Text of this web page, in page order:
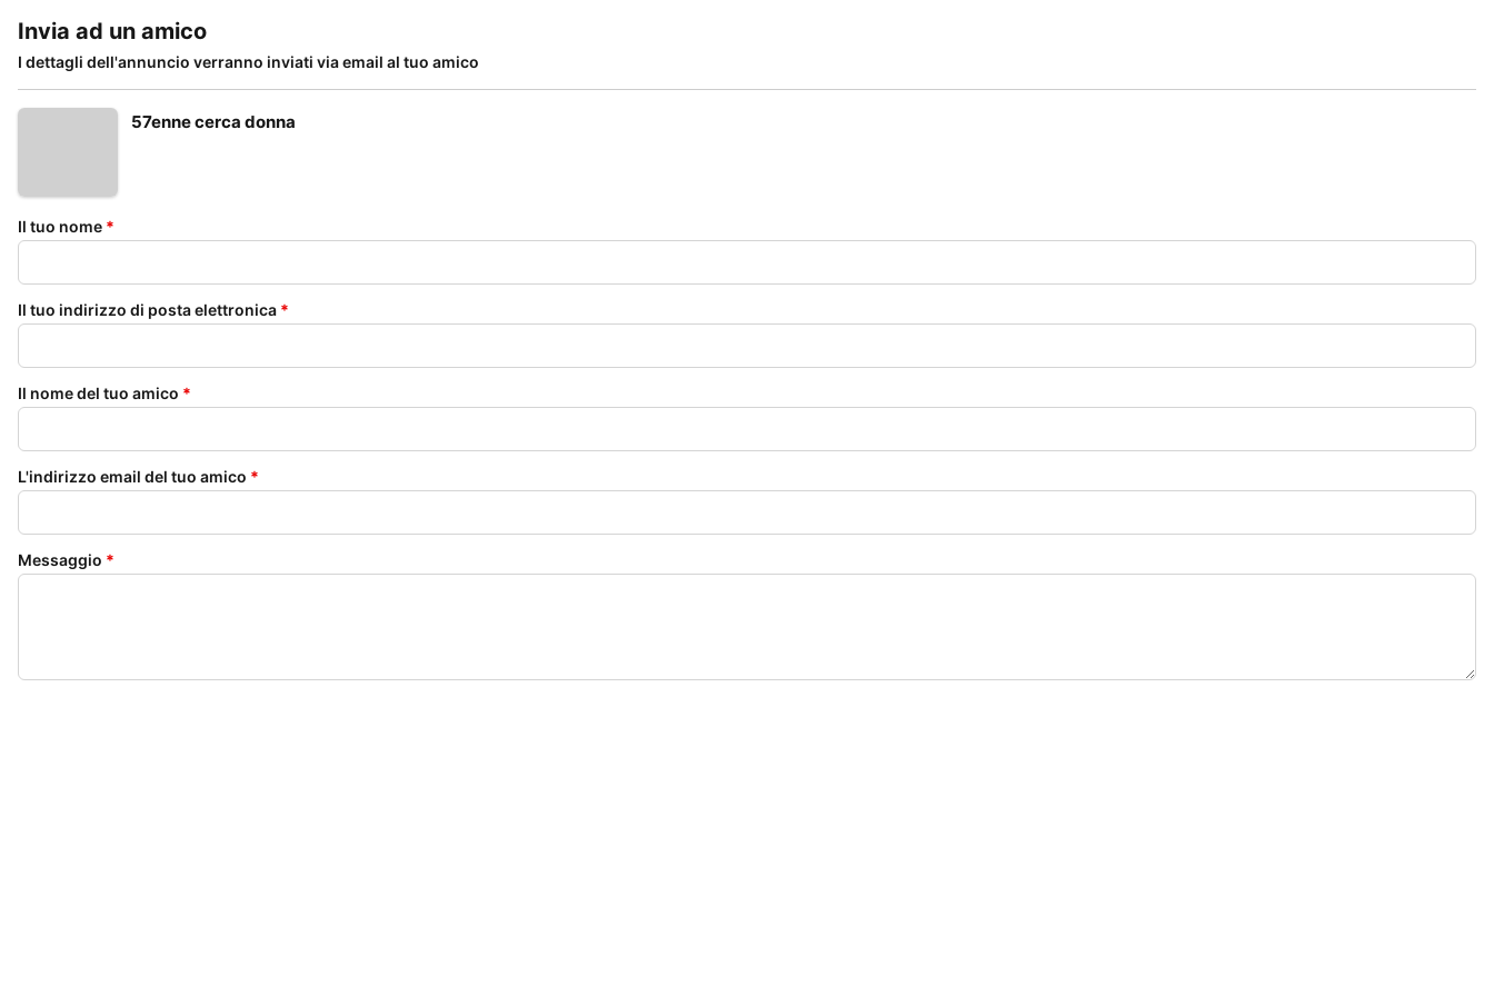
Invia ad un amico
I dettagli dell'annuncio verranno inviati via email al tuo amico
57enne cerca donna
Il tuo nome *
Il tuo indirizzo di posta elettronica *
Il nome del tuo amico *
L'indirizzo email del tuo amico *
Messaggio *